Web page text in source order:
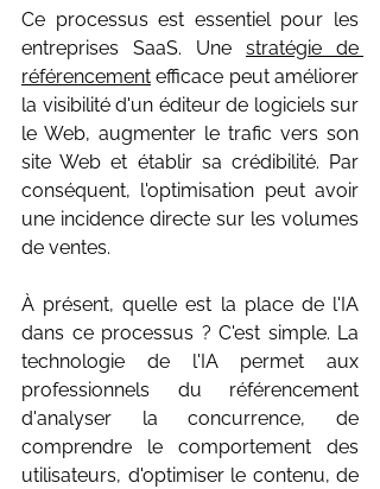
Ce processus est essentiel pour les
entreprises SaaS. Une stratégie de
référencement efficace peut améliorer
la visibilité d'un éditeur de logiciels sur
le Web, augmenter le trafic vers son
site Web et établir sa crédibilité. Par
conséquent, l'optimisation peut avoir
une incidence directe sur les volumes
de ventes.
À présent, quelle est la place de l'IA
dans ce processus ? C'est simple. La
technologie de l'IA permet aux
professionnels du référencement
d'analyser la concurrence, de
comprendre le comportement des
utilisateurs, d'optimiser le contenu, de